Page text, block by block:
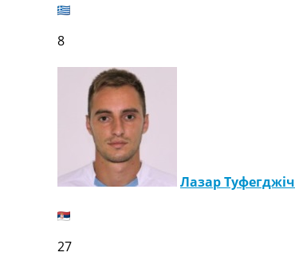
8
Лазар Туфегджіч
27